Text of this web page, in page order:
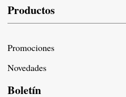
Productos
Promociones
Novedades
Boletín